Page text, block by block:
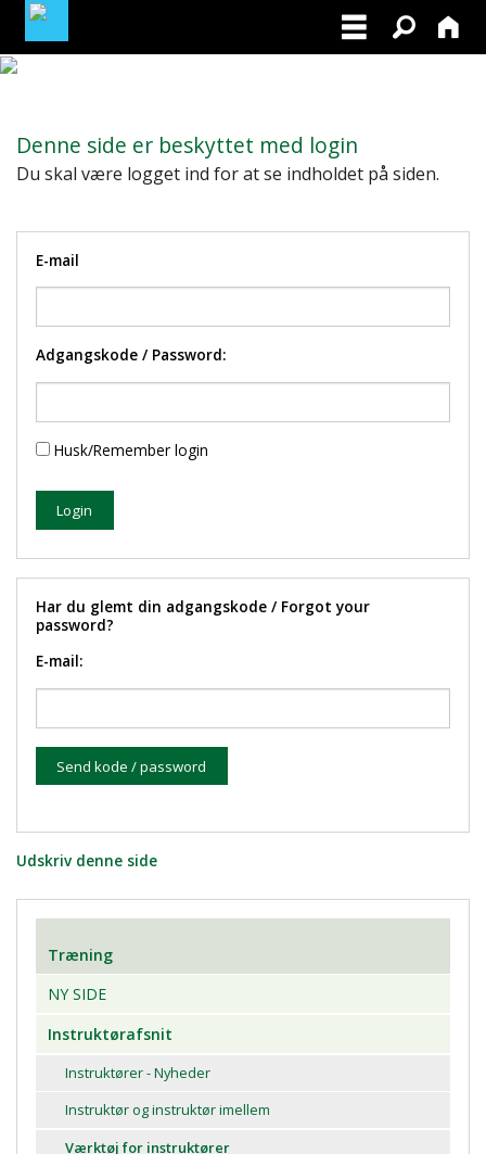
BLIV MEDLEM AF DRK
Denne side er beskyttet med login
Du skal være logget ind for at se indholdet på siden.
E-mail
Adgangskode / Password:
Husk/Remember login
Har du glemt din adgangskode / Forgot your
password?
E-mail:
Udskriv denne side
Træning
NY SIDE
Instruktørafsnit
Instruktører - Nyheder
Instruktør og instruktør imellem
Værktøj for instruktører